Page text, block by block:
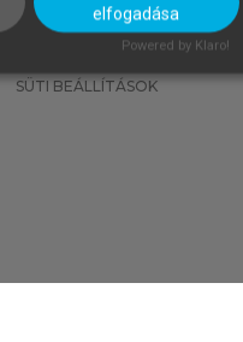
MI – ÁLTALÁNOS IRÁNYELVEK
SÜTI BEÁLLÍTÁSOK
elfogadása
Powered by Klaro!